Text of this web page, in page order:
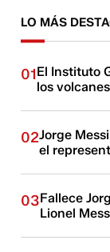
LO MÁS
01El Instituto
los
02Jorge
el
03Fallece
Lionel